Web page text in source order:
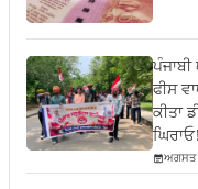
ਫੀਸ
ਕੀਤਾ
ਘਿਰਾਓ!
ਅਗਸਤ